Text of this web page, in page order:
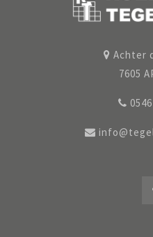
Achter
7605